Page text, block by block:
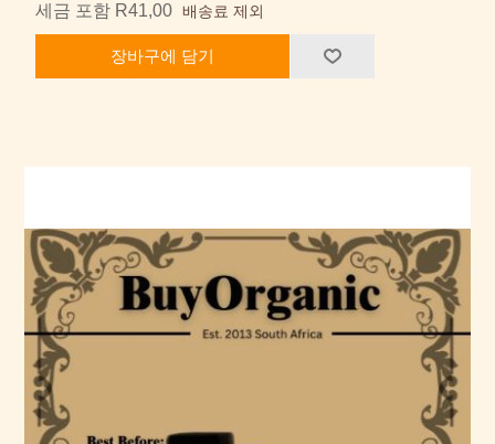
세금 포함 R41,00 배송료 제외
장바구에 담기